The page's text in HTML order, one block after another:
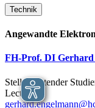
Technik
Angewandte
FH-Prof. DI Gerhard
Stellvertretender
Lecturer